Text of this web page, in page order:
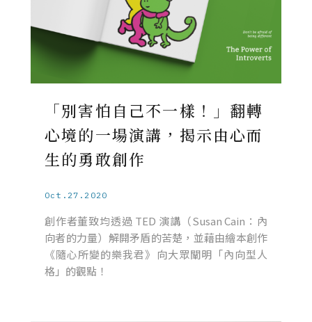
「別害怕自己不一樣！」翻轉
心境的一場演講，揭示由心而
生的勇敢創作
Oct.27.2020
創作者董致均透過 TED 演講（Susan Cain：內
向者的力量）解開矛盾的苦楚，並藉由繪本創作
《隨心所變的樂我君》向大眾闡明「內向型人
格」的觀點！